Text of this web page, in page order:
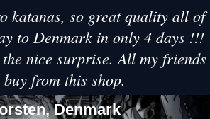
katanas, so great quality all of
to Denmark in only 4 days !!!
nice surprise. All my friends
from this shop.
Denmark